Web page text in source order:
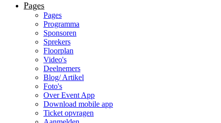
Pages
Pages
Programma
Sponsoren
Sprekers
Floorplan
Video's
Deelnemers
Blog/ Artikel
Foto's
Over Event App
Download mobile app
Ticket opvragen